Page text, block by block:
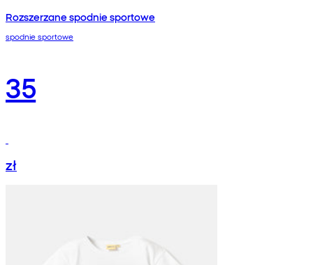
Rozszerzane spodnie sportowe
spodnie sportowe
35
zł